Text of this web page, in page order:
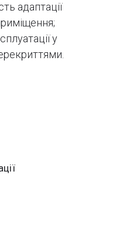
адаптації
у